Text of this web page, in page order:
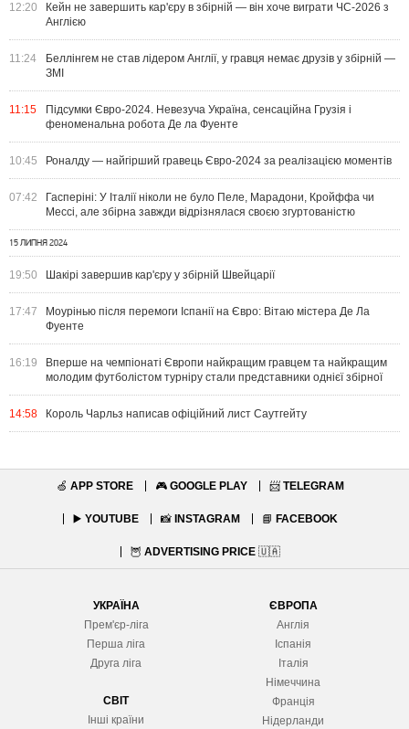
12:20
Кейн не завершить кар'єру в збірній — він хоче виграти ЧС-2026 з
Англією
11:24
Беллінгем не став лідером Англії, у гравця немає друзів у збірній —
ЗМІ
11:15
Підсумки Євро-2024. Невезуча Україна, сенсаційна Грузія і
феноменальна робота Де ла Фуенте
10:45 Роналду — найгірший гравець Євро-2024 за реалізацією моментів
07:42
Гасперіні: У Італії ніколи не було Пеле, Марадони, Кройффа чи
Мессі, але збірна завжди відрізнялася своєю згуртованістю
15 ЛИПНЯ 2024
19:50 Шакірі завершив кар'єру у збірній Швейцарії
17:47
Моурінью після перемоги Іспанії на Євро: Вітаю містера Де Ла
Фуенте
16:19
Вперше на чемпіонаті Європи найкращим гравцем та найкращим
молодим футболістом турніру стали представники однієї збірної
14:58 Король Чарльз написав офіційний лист Саутгейту
🍏 APP STORE 🎮 GOOGLE PLAY 📨 TELEGRAM
▶️ YOUTUBE 📸 INSTAGRAM 📘 FACEBOOK
🦉 ADVERTISING PRICE 🇺🇦
УКРАЇНА
Прем'єр-ліга
Перша ліга
Друга ліга
СВІТ
Інші країни
ЄВРОПА
Англія
Іспанія
Італія
Німеччина
Франція
Нідерланди